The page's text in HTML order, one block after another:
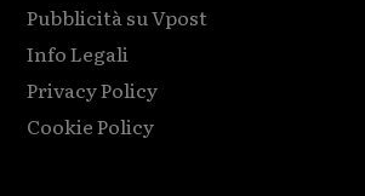
Pubblicità su Vpost
Info Legali
Privacy Policy
Cookie Policy